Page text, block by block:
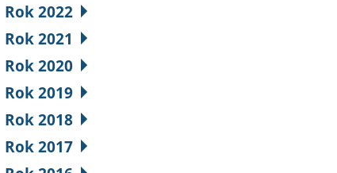
Rok 2022
Rok 2021
Rok 2020
Rok 2019
Rok 2018
Rok 2017